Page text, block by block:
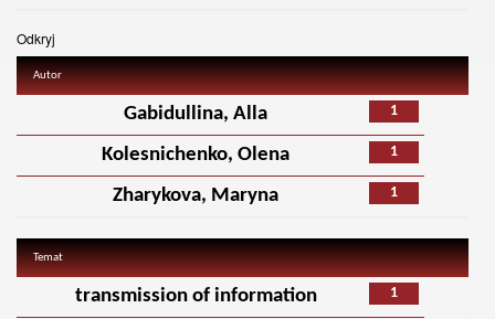
Odkryj
Autor
1
Gabidullina, Alla
1
Kolesnichenko, Olena
1
Zharykova, Maryna
Temat
1
transmission of information